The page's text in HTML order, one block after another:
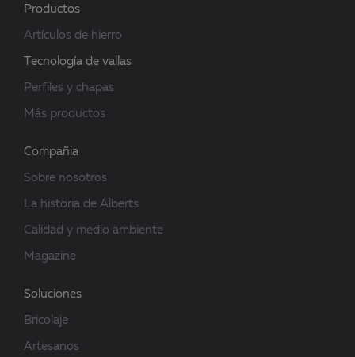
Productos
Artículos de hierro
Tecnología de vallas
Perfiles y chapas
Más productos
Compañia
Sobre nosotros
La historia de Alberts
Calidad y medio ambiente
Magazine
Soluciones
Bricolaje
Artesanos